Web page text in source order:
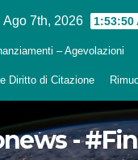
Ago 7th, 2026 1:53:51
– Agevolazioni
Diritto di Citazione
-